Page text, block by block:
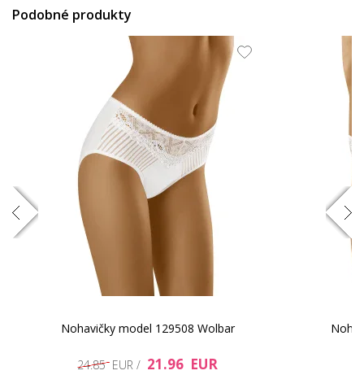
Podobné produkty
Nohavičky model 129508 Wolbar
24.85 EUR / 21.96 EUR